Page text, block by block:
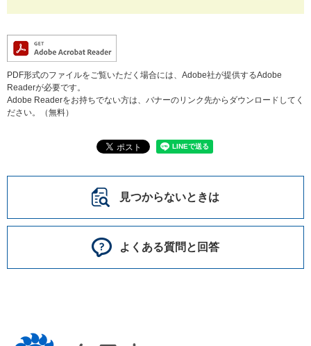
PDF形式のファイルをご覧いただく場合には、Adobe社が提供するAdobe
Readerが必要です。
Adobe Readerをお持ちでない方は、バナーのリンク先からダウンロードしてく
ださい。（無料）
見つからないときは
よくある質問と回答
向